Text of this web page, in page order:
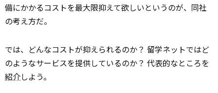
備にかかるコストを最大限抑えて欲しいというのが、同社
の考え方だ。
では、どんなコストが抑えられるのか？ 留学ネットではど
のようなサービスを提供しているのか？ 代表的なところを
紹介しよう。